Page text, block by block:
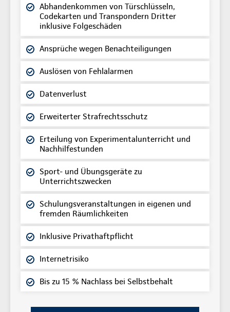
Abhandenkommen von Türschlüsseln,
Codekarten und Transpondern Dritter
inklusive Folgeschäden
Ansprüche wegen Benachteiligungen
Auslösen von Fehlalarmen
Datenverlust
Erweiterter Strafrechtsschutz
Erteilung von Experimentalunterricht und
Nachhilfestunden
Sport- und Übungsgeräte zu
Unterrichtszwecken
Schulungsveranstaltungen in eigenen und
fremden Räumlichkeiten
Inklusive Privathaftpflicht
Internetrisiko
Bis zu 15 % Nachlass bei Selbstbehalt